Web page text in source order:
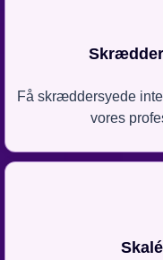
Få skræddersyede
vores